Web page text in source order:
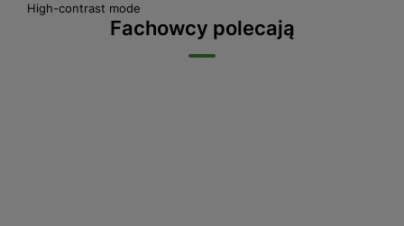
High-contrast mode
Fachowcy polecają